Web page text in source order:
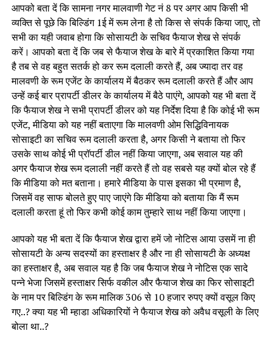
आपको बता दें कि सामना नगर मालवाणी गेट नं 8 पर अगर आप किसी भी
व्यक्ति से पूछे कि बिल्डिंग 1ई में रूम लेना है तो किस से संपर्क किया जाए, तो
सभी का यही जवाब होगा कि सोसायटी के सचिव फैयाज शेख से संपर्क
करें। आपको बता दें कि जब से फैयाज शेख के बारे में प्रकाशित किया गया
है तब से वह बहुत सतर्क हो कर रूम दलाली करते हैं, अब ज्यादा तर वह
मालवणी के रूम एजेंट के कार्यालय में बैठकर रूम दलाली करते हैं और आप
उन्हें कई बार प्रापर्टी डीलर के कार्यालय में बैठे पाएंगे, आपको यह भी बता दें
कि फैयाज शेख ने सभी प्रापर्टी डीलर को यह निर्देश दिया है कि कोई भी रूम
एजेंट, मीडिया को यह नहीं बताएगा कि मालवणी ओम सिद्धिविनायक
सोसाइटी का सचिव रूम दलाली करता है, अगर किसी ने बताया तो फिर
उसके साथ कोई भी प्रॉपर्टी डील नहीं किया जाएगा, अब सवाल यह की
अगर फैयाज शेख रूम दलाली नहीं करते हैं तो वह सबसे यह क्यों बोल रहे हैं
कि मीडिया को मत बताना। हमारे मीडिया के पास इसका भी प्रमाण है,
जिसमें वह साफ बोलते हुए पाए जाएंगे कि मीडिया को बताया कि मैं रूम
दलाली करता हूं तो फिर कभी कोई काम तुम्हारे साथ नहीं किया जाएगा।
आपको यह भी बता दें कि फैयाज शेख द्वारा हमें जो नोटिस आया उसमें ना ही
सोसायटी के अन्य सदस्यों का हस्ताक्षर है और ना ही सोसायटी के अध्यक्ष
का हस्ताक्षर है, अब सवाल यह है कि जब फैयाज शेख ने नोटिस एक सादे
पन्ने भेजा जिसमें हस्ताक्षर सिर्फ वकील और फैयाज शेख का फिर सोसाइटी
के नाम पर बिल्डिंग के रूम मालिक 306 से 10 हजार रुपए क्यों वसूल किए
गए..? क्या यह भी म्हाडा अधिकारियों ने फैयाज शेख को अवैध वसूली के लिए
बोला था..?